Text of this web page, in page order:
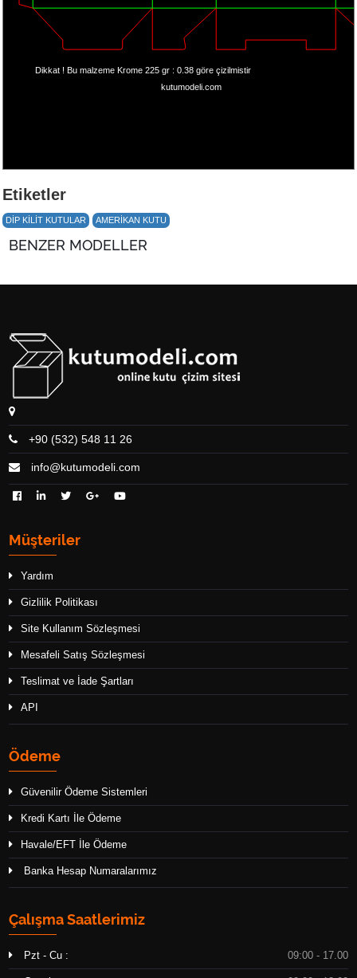
Dikkat ! Bu malzeme Krome 225 gr : 0.38 göre çizilmistir
kutumodeli.com
Etiketler
DIP KILIT KUTULAR AMERIKAN KUTU
BENZER MODELLER
+90 (532) 548 11 26
info@kutumodeli.com
Müşteriler
Yardım
Gizlilik Politikası
Site Kullanım Sözleşmesi
Mesafeli Satış Sözleşmesi
Teslimat ve İade Şartları
API
Ödeme
Güvenilir Ödeme Sistemleri
Kredi Kartı İle Ödeme
Havale/EFT İle Ödeme
Banka Hesap Numaralarımız
Çalışma Saatlerimiz
Pzt - Cu : 09:00 - 17.00